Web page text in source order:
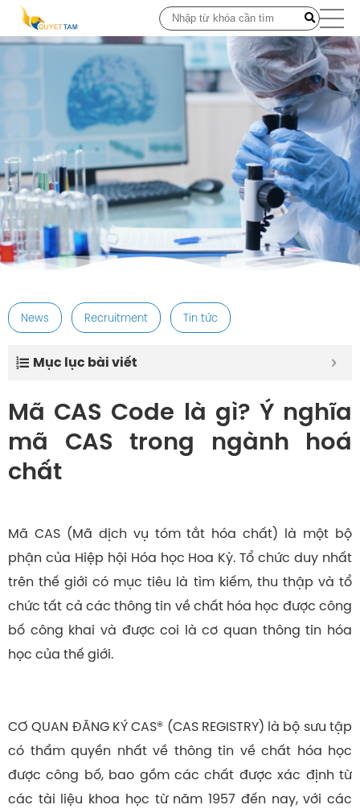
post
News Recruitment Tin tức
Mục lục bài viết
Mã CAS Code là gì? Ý nghĩa
mã CAS trong ngành hoá
chất
Mã CAS (Mã dịch vụ tóm tắt hóa chất) là một bộ
phận của Hiệp hội Hóa học Hoa Kỳ. Tổ chức duy nhất
trên thế giới có mục tiêu là tìm kiếm, thu thập và tổ
chức tất cả các thông tin về chất hóa học được công
bố công khai và được coi là cơ quan thông tin hóa
học của thế giới.
CƠ QUAN ĐĂNG KÝ CAS® (CAS REGISTRY) là bộ sưu tập
có thẩm quyền nhất về thông tin về chất hóa học
được công bố, bao gồm các chất được xác định từ
các tài liệu khoa học từ năm 1957 đến nay, với các